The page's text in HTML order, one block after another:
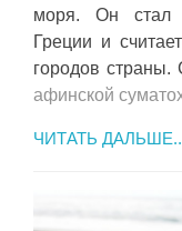
моря. Он стал
Греции и
городов страны.
афинской
ЧИТАТЬ